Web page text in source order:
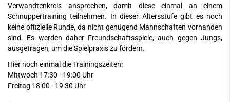
Verwandtenkreis ansprechen, damit diese einmal an einem
Schnuppertraining teilnehmen. In dieser Altersstufe gibt es noch
keine offizielle Runde, da nicht genügend Mannschaften vorhanden
sind. Es werden daher Freundschaftsspiele, auch gegen Jungs,
ausgetragen, um die Spielpraxis zu fördern.
Hier noch einmal die Trainingszeiten:
Mittwoch 17:30 - 19:00 Uhr
Freitag 18:00 - 19:30 Uhr